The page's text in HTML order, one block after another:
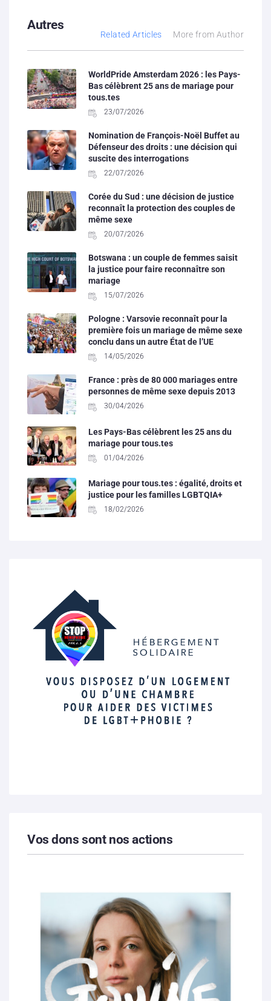
Autres
Related Articles More from Author
WorldPride Amsterdam 2026 : les Pays-
Bas célèbrent 25 ans de mariage pour
tous.tes
23/07/2026
Nomination de François-Noël Buffet au
Défenseur des droits : une décision qui
suscite des interrogations
22/07/2026
Corée du Sud : une décision de justice
reconnaît la protection des couples de
même sexe
20/07/2026
Botswana : un couple de femmes saisit
la justice pour faire reconnaître son
mariage
15/07/2026
Pologne : Varsovie reconnaît pour la
première fois un mariage de même sexe
conclu dans un autre État de l’UE
14/05/2026
France : près de 80 000 mariages entre
personnes de même sexe depuis 2013
30/04/2026
Les Pays-Bas célèbrent les 25 ans du
mariage pour tous.tes
01/04/2026
Mariage pour tous.tes : égalité, droits et
justice pour les familles LGBTQIA+
18/02/2026
Vos dons sont nos actions